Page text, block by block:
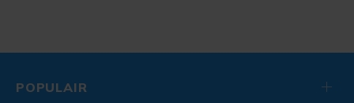
POPULAIR